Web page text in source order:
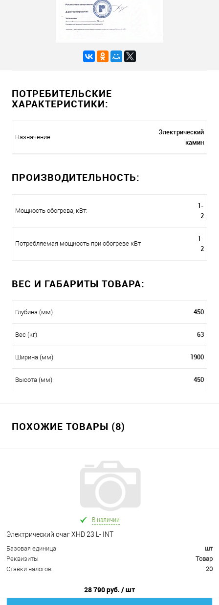
ПОТРЕБИТЕЛЬСКИЕ
ХАРАКТЕРИСТИКИ:
Назначение
Электрический
камин
ПРОИЗВОДИТЕЛЬНОСТЬ:
Мощность обогрева, кВт:
1-
2
Потребляемая мощность при обогреве кВт
1-
2
ВЕС И ГАБАРИТЫ ТОВАРА:
Глубина (мм) 450
Вес (кг) 63
Ширина (мм) 1900
Высота (мм) 450
ПОХОЖИЕ ТОВАРЫ (8)
В наличии
Электрический очаг XHD 23 L- INT
Базовая единица
шт
Реквизиты
Товар
Ставки налогов
20
28 790 руб. / шт